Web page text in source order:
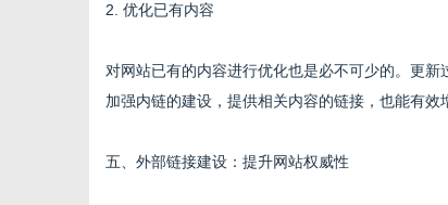
2. 优化已有内容
对网站已有的内容进行优化也是必不可少的。更
加强内链的建设，提供相关内容的链接，也能有效
五、外部链接建设：提升网站权威性